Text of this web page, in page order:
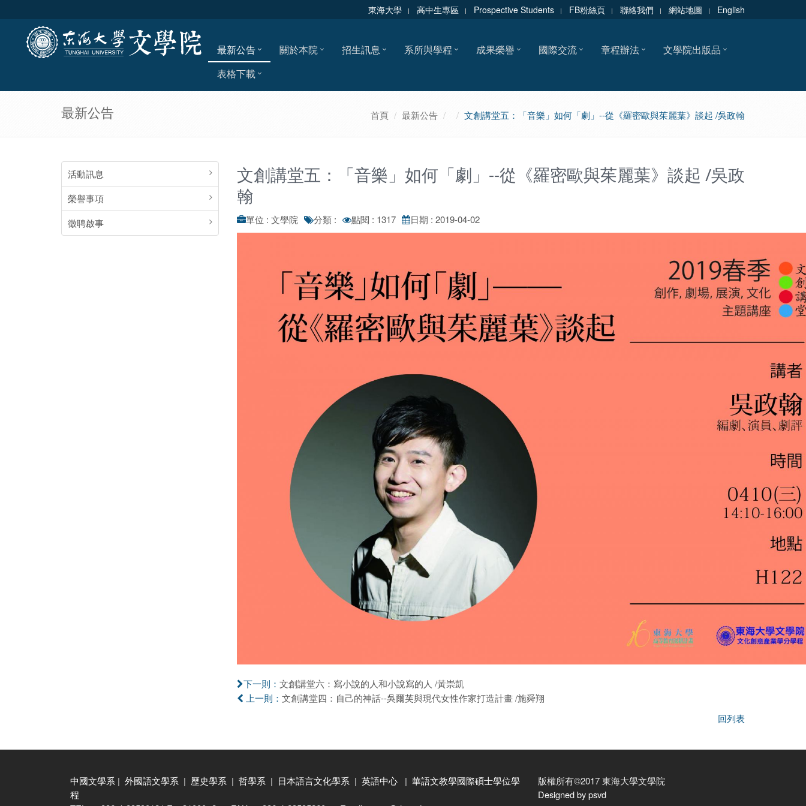
東海大學 高中生專區 Prospective Students FB粉絲頁 聯絡我們 網站地圖 English
最新公告 關於本院 招生訊息 系所與學程 成果榮譽 國際交流 章程辦法
文學院出版品
表格下載
最新公告 首頁 最新公告 文創講堂五：「音樂」如何「劇」--從《羅密歐與茱麗葉》談起 /吳政翰
活動訊息
榮譽事項
徵聘啟事
文創講堂五：「音樂」如何「劇」--從《羅密歐與茱麗葉》談起 /吳政
翰
單位 : 文學院 分類 : 點閱 : 1317 日期 : 2019-04-02
下一則： 文創講堂六：寫小說的人和小說寫的人 /黃崇凱
上一則： 文創講堂四：自己的神話--吳爾芙與現代女性作家打造計畫 /施舜翔
回列表
中國文學系 | 外國語文學系 | 歷史學系 | 哲學系 | 日本語言文化學系 | 英語中心 | 華語文教學國際碩士學位學
程
版權所有©2017 東海大學文學院
Designed by psvd